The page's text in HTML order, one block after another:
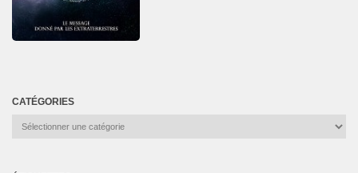
CATÉGORIES
Catégories